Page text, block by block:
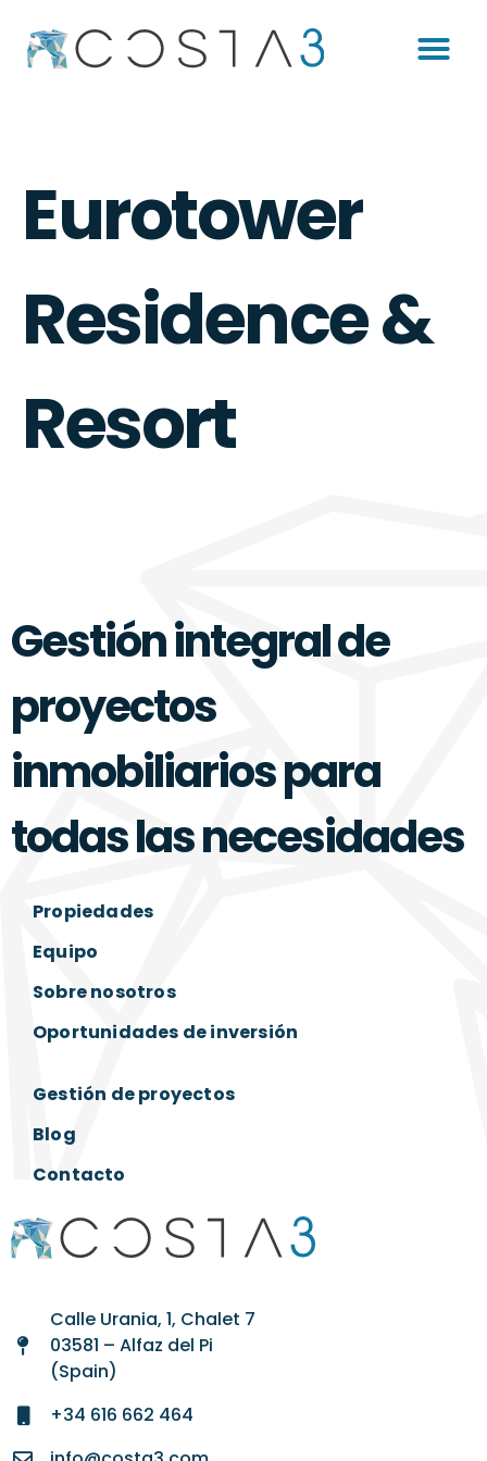
Eurotower
Residence &
Resort
Gestión integral de
proyectos
inmobiliarios para
todas las necesidades
Propiedades
Equipo
Sobre nosotros
Oportunidades de inversión
Gestión de proyectos
Blog
Contacto
Calle Urania, 1, Chalet 7
03581 – Alfaz del Pi
(Spain)
+34 616 662 464